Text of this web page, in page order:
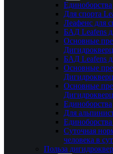
Единоборства
Для спорта
Леафенс для
БАД Leafens
Основные
БАД Leafens
Основные
Основные
Единоборства
Для
Суточная
человека в
Польза